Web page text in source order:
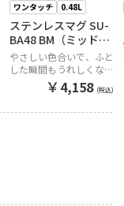
ワンタッチ
0.48L
ステンレスマグ SU-
BA48 BM（ミッドナ
イトブラック）
やさしい色合いで、ふと
した瞬間もうれしくなる
ワタシにちょうどいいワ
ンタッチマグ。
￥4,158 (税込)